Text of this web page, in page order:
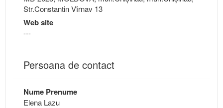
Str.Constantin Vîrnav 13
Web site
---
Persoana de contact
Nume Prenume
Elena Lazu